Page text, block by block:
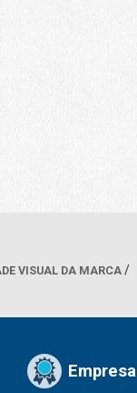
VISUAL DA MARCA
Empresa